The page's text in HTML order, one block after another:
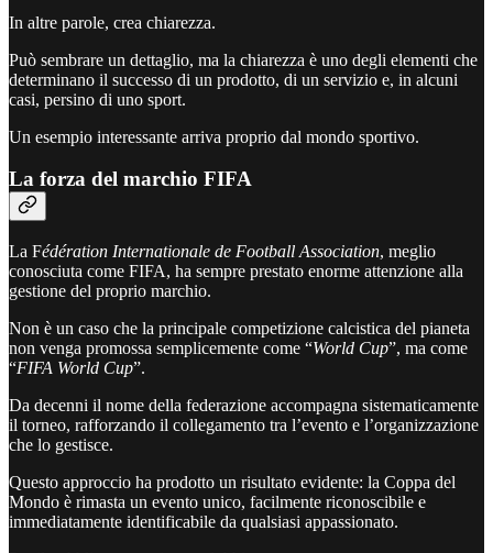
In altre parole, crea chiarezza.
Può sembrare un dettaglio, ma la chiarezza è uno degli elementi che
determinano il successo di un prodotto, di un servizio e, in alcuni
casi, persino di uno sport.
Un esempio interessante arriva proprio dal mondo sportivo.
La forza del marchio FIFA
La Fédération Internationale de Football Association, meglio
conosciuta come FIFA, ha sempre prestato enorme attenzione alla
gestione del proprio marchio.
Non è un caso che la principale competizione calcistica del pianeta
non venga promossa semplicemente come “World Cup”, ma come
“FIFA World Cup”.
Da decenni il nome della federazione accompagna sistematicamente
il torneo, rafforzando il collegamento tra l’evento e l’organizzazione
che lo gestisce.
Questo approccio ha prodotto un risultato evidente: la Coppa del
Mondo è rimasta un evento unico, facilmente riconoscibile e
immediatamente identificabile da qualsiasi appassionato.